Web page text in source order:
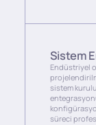
Sistem
Endüstriyel
sistem
süreci